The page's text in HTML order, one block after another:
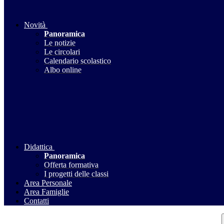
Novità
Panoramica
Le notizie
Le circolari
Calendario scolastico
Albo online
Didattica
Panoramica
Offerta formativa
I progetti delle classi
Area Personale
Area Famiglie
Contatti